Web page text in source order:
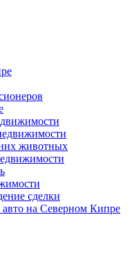
животных
сделки
на Северном Кипре